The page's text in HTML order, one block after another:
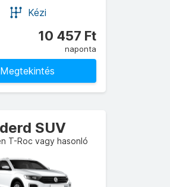
Kézi
10 457 Ft
naponta
Megtekintés
SUV
T-Roc vagy hasonló